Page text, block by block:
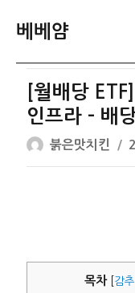
베베얌
[월배당
인프라 – 배
글
쓴
붉은맛치킨
목차 감추